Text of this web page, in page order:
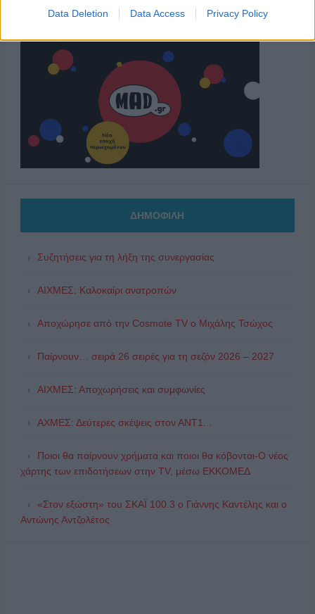
Data Deletion Data Access Privacy Policy
ΔΗΜΟΦΙΛΗ
Συζητήσεις για τη λήξη της συνεργασίας
ΑΙΧΜΕΣ: Καλοκαίρι ανατροπών
Αποχώρησε από την Cosmote TV o Μιχάλης Τσώχος
Παίρνουν… σειρά 26 σειρές για τη σεζόν 2026 – 2027
ΑΙΧΜΕΣ: Αποχωρήσεις και συμφωνίες
ΑΧΜΕΣ: Δεύτερες σκέψεις στον ΑΝΤ1...
Ποιοι θα παίρνουν χρήματα και ποιοι θα κόβονται-Ο νέος
χάρτης των επιδοτήσεων στην TV, μέσω ΕΚΚΟΜΕΔ
«Στον εξώστη» του ΣΚΑΪ 100.3 ο Γιάννης Καντέλης και ο
Αντώνης Αντζολέτος